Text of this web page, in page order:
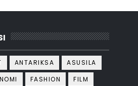
ANTARIKSA
ASUSILA
FASHION
FILM